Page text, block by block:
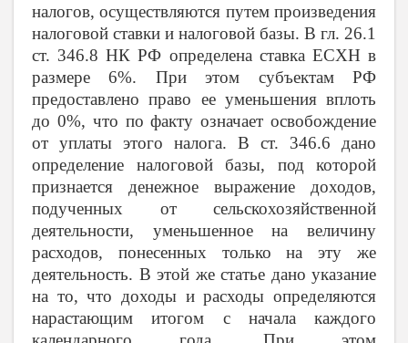
налогов, осуществляются путем произведения
налоговой ставки и налоговой базы. В гл. 26.1
ст. 346.8 НК РФ определена ставка ЕСХН в
размере 6%. При этом субъектам РФ
предоставлено право ее уменьшения вплоть
до 0%, что по факту означает освобождение
от уплаты этого налога. В ст. 346.6 дано
определение налоговой базы, под которой
признается денежное выражение доходов,
подученных от сельскохозяйственной
деятельности, уменьшенное на величину
расходов, понесенных только на эту же
деятельность. В этой же статье дано указание
на то, что доходы и расходы определяются
нарастающим итогом с начала каждого